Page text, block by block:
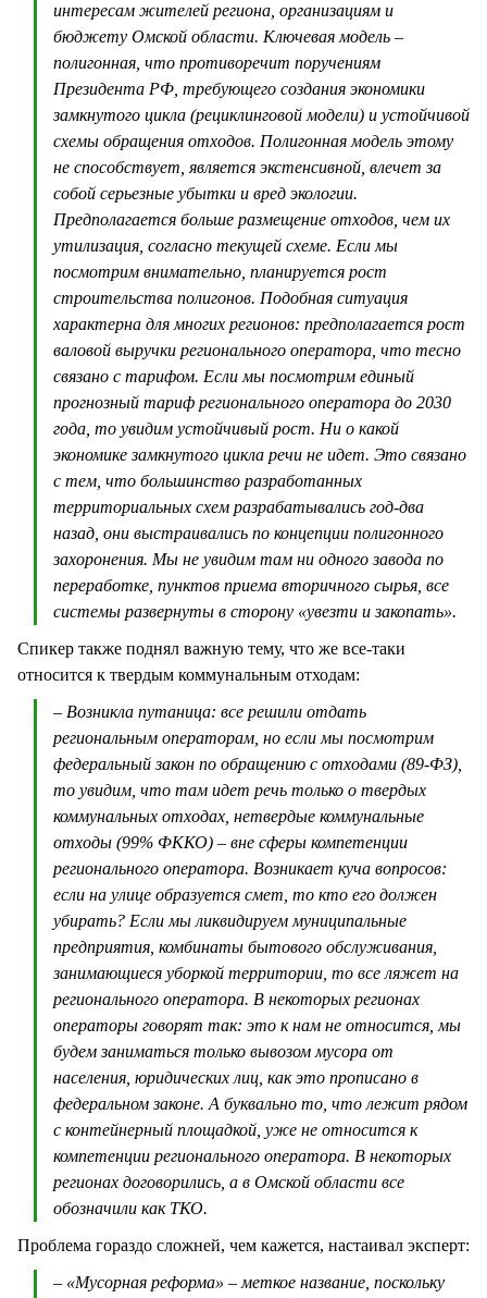
интересам жителей региона, организациям и
бюджету Омской области. Ключевая модель –
полигонная, что противоречит поручениям
Президента РФ, требующего создания экономики
замкнутого цикла (рециклинговой модели) и устойчивой
схемы обращения отходов. Полигонная модель этому
не способствует, является экстенсивной, влечет за
собой серьезные убытки и вред экологии.
Предполагается больше размещение отходов, чем их
утилизация, согласно текущей схеме. Если мы
посмотрим внимательно, планируется рост
строительства полигонов. Подобная ситуация
характерна для многих регионов: предполагается рост
валовой выручки регионального оператора, что тесно
связано с тарифом. Если мы посмотрим единый
прогнозный тариф регионального оператора до 2030
года, то увидим устойчивый рост. Ни о какой
экономике замкнутого цикла речи не идет. Это связано
с тем, что большинство разработанных
территориальных схем разрабатывались год-два
назад, они выстраивались по концепции полигонного
захоронения. Мы не увидим там ни одного завода по
переработке, пунктов приема вторичного сырья, все
системы развернуты в сторону «увезти и закопать».
Спикер также поднял важную тему, что же все-таки
относится к твердым коммунальным отходам:
– Возникла путаница: все решили отдать
региональным операторам, но если мы посмотрим
федеральный закон по обращению с отходами (89-ФЗ),
то увидим, что там идет речь только о твердых
коммунальных отходах, нетвердые коммунальные
отходы (99% ФККО) – вне сферы компетенции
регионального оператора. Возникает куча вопросов:
если на улице образуется смет, то кто его должен
убирать? Если мы ликвидируем муниципальные
предприятия, комбинаты бытового обслуживания,
занимающиеся уборкой территории, то все ляжет на
регионального оператора. В некоторых регионах
операторы говорят так: это к нам не относится, мы
будем заниматься только вывозом мусора от
населения, юридических лиц, как это прописано в
федеральном законе. А буквально то, что лежит рядом
с контейнерный площадкой, уже не относится к
компетенции регионального оператора. В некоторых
регионах договорились, а в Омской области все
обозначили как ТКО.
Проблема гораздо сложней, чем кажется, настаивал эксперт:
– «Мусорная реформа» – меткое название, поскольку